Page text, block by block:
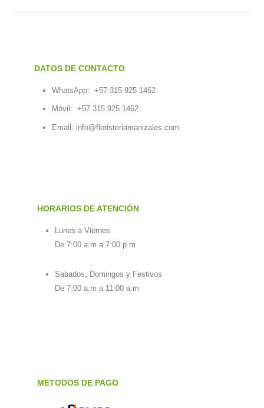
DATOS DE CONTACTO
WhatsApp: +57 315 925 1462
Móvil: +57 315 925 1462
Email: info@floristeriamanizales.com
HORARIOS DE ATENCIÓN
Lunes a Viernes
De 7:00 a.m a 7:00 p.m
Sabados, Domingos y Festivos
De 7:00 a.m a 11:00 a.m
METODOS DE PAGO